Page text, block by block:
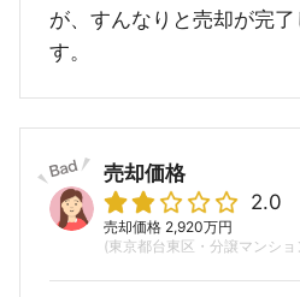
が、すんなりと売却が完
す。
売却価格
2.0
売却価格 2,920万円
(東京都台東区・分譲マンショ